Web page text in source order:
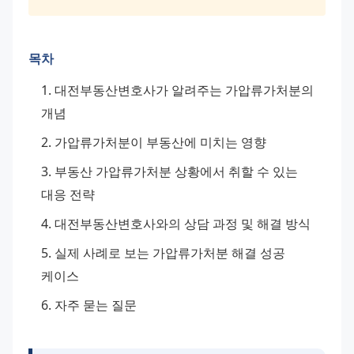
목차
대전부동산변호사가 알려주는 가압류가처분의
개념
가압류가처분이 부동산에 미치는 영향
부동산 가압류가처분 상황에서 취할 수 있는
대응 전략
대전부동산변호사와의 상담 과정 및 해결 방식
실제 사례로 보는 가압류가처분 해결 성공
케이스
자주 묻는 질문